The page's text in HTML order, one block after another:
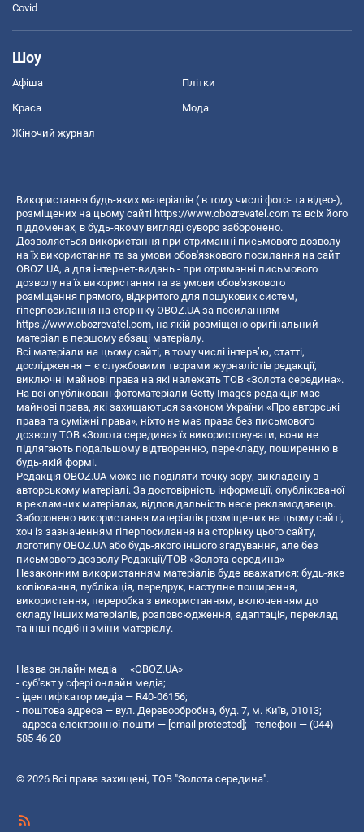
Covid
Шоу
Афіша Плітки
Краса Мода
Жіночий журнал
Використання будь-яких матеріалів ( в тому числі фото- та відео-),
розміщених на цьому сайті https://www.obozrevatel.com та всіх його
піддоменах, в будь-якому вигляді суворо заборонено.
Дозволяється використання при отриманні письмового дозволу
на їх використання та за умови обов'язкового посилання на сайт
OBOZ.UA, а для інтернет-видань - при отриманні письмового
дозволу на їх використання та за умови обов'язкового
розміщення прямого, відкритого для пошукових систем,
гіперпосилання на сторінку OBOZ.UA за посиланням
https://www.obozrevatel.com, на якій розміщено оригінальний
матеріал в першому абзаці матеріалу.
Всі матеріали на цьому сайті, в тому числі інтерв’ю, статті,
дослідження – є службовими творами журналістів редакції,
виключні майнові права на які належать ТОВ «Золота середина».
На всі опубліковані фотоматеріали Getty Images редакція має
майнові права, які захищаються законом України «Про авторські
права та суміжні права», ніхто не має права без письмового
дозволу ТОВ «Золота середина» їх використовувати, вони не
підлягають подальшому відтворенню, перекладу, поширенню в
будь-якій формі.
Редакція OBOZ.UA може не поділяти точку зору, викладену в
авторському матеріалі. За достовірність інформації, опублікованої
в рекламних матеріалах, відповідальність несе рекламодавець.
Заборонено використання матеріалів розміщених на цьому сайті,
хоч із зазначенням гіперпосилання на сторінку цього сайту,
логотипу OBOZ.UA або будь-якого іншого згадування, але без
письмового дозволу Редакції/ТОВ «Золота середина»
Незаконним використанням матеріалів буде вважатися: будь-яке
копiювання, публiкацiя, передрук, наступне поширення,
використання, переробка з використанням, включенням до
складу інших матеріалів, розповсюдження, адаптація, переклад
та інші подібні зміни матеріалу.
Назва онлайн медіа — «OBOZ.UA»
- суб'єкт у сфері онлайн медіа;
- ідентифікатор медіа — R40-06156;
- поштова адреса — вул. Деревообробна, буд. 7, м. Київ, 01013;
- адреса електронної пошти — [email protected]; - телефон — (044)
585 46 20
© 2026 Всі права захищені, ТОВ "Золота середина".